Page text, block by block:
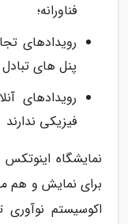
فناورانه؛
رویدادهای
پنل های
رویدادهای
فیزیکی ندارند
نمایشگاه
برای نمایش و هم
اکوسیستم